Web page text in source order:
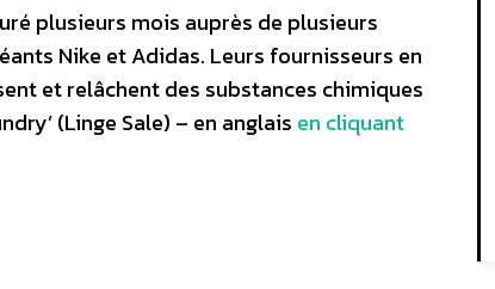
plusieurs mois auprès de plusieurs
Nike et Adidas. Leurs fournisseurs en
et relâchent des substances chimiques
(Linge Sale) – en anglais en cliquant